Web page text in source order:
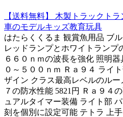
【送料無料】 木製トラックト
車のモデルキッズ教育玩具
はたらくくるま 観賞魚用品 ブ
レッドランプとホワイトランプ
６６０ｎｍの波長を強化 照明
０～５００ｎｍ Ｒａ９４ ライ
ザイン クラス最高レベルのルー
７の防水性能 5821円 Ｒａ９４
ュアルタイマー装備 ライト部
刻を個別に設定可能 テトラ 上